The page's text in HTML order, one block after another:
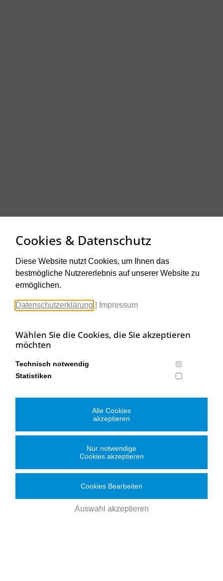
Cookies & Datenschutz
Diese Website nutzt Cookies, um Ihnen das
bestmögliche Nutzererlebnis auf unserer Website zu
ermöglichen.
Datenschutzerklärung Impressum
Wählen Sie die Cookies, die Sie akzeptieren
möchten
Technisch notwendig
Statistiken
Alle Cookies
akzeptieren
Nur notwendige
Cookies akzeptieren
Cookies Bearbeiten
Auswahl akzeptieren